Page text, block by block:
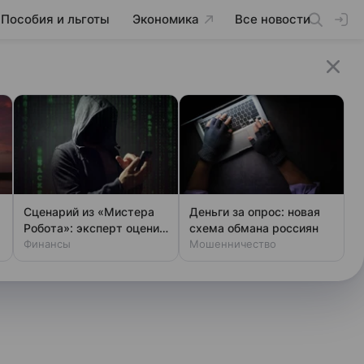
Пособия и льготы Экономика Все новости
Сценарий из «Мистера
Робота»: эксперт оценил
шансы хакеров
Финансы
Деньги за опрос: новая
схема обмана россиян
Мошенничество